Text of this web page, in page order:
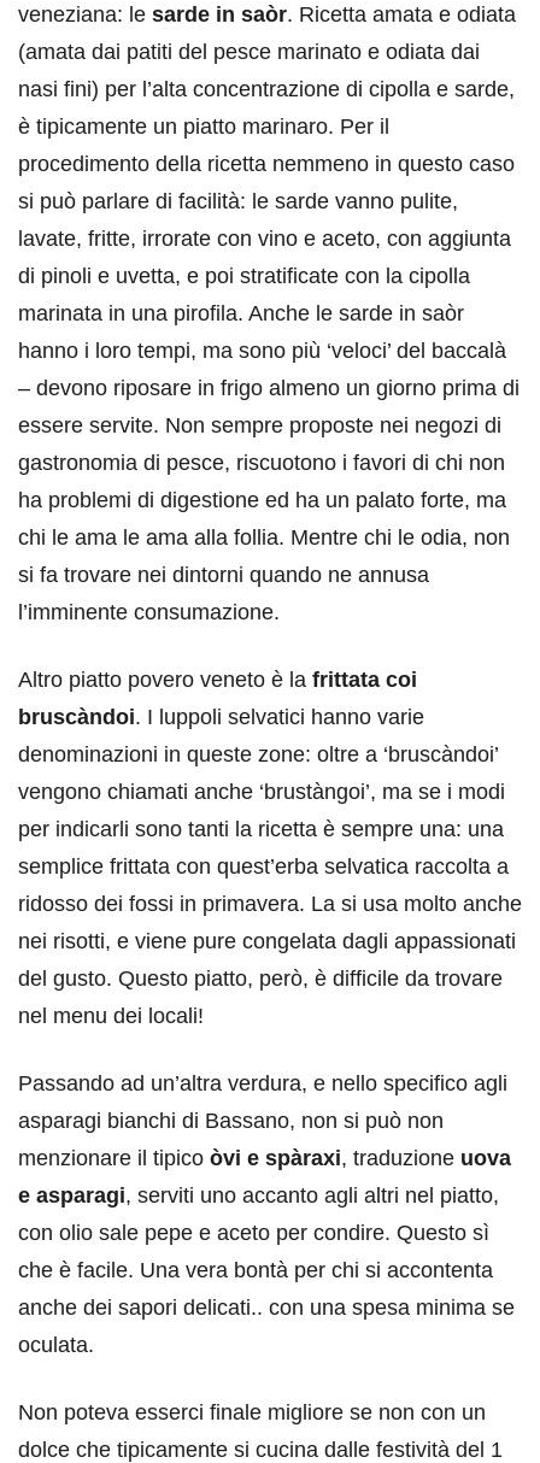
veneziana: le sarde in saòr. Ricetta amata e odiata
(amata dai patiti del pesce marinato e odiata dai
nasi fini) per l’alta concentrazione di cipolla e sarde,
è tipicamente un piatto marinaro. Per il
procedimento della ricetta nemmeno in questo caso
si può parlare di facilità: le sarde vanno pulite,
lavate, fritte, irrorate con vino e aceto, con aggiunta
di pinoli e uvetta, e poi stratificate con la cipolla
marinata in una pirofila. Anche le sarde in saòr
hanno i loro tempi, ma sono più ‘veloci’ del baccalà
– devono riposare in frigo almeno un giorno prima di
essere servite. Non sempre proposte nei negozi di
gastronomia di pesce, riscuotono i favori di chi non
ha problemi di digestione ed ha un palato forte, ma
chi le ama le ama alla follia. Mentre chi le odia, non
si fa trovare nei dintorni quando ne annusa
l’imminente consumazione.
Altro piatto povero veneto è la frittata coi
bruscàndoi. I luppoli selvatici hanno varie
denominazioni in queste zone: oltre a ‘bruscàndoi’
vengono chiamati anche ‘brustàngoi’, ma se i modi
per indicarli sono tanti la ricetta è sempre una: una
semplice frittata con quest’erba selvatica raccolta a
ridosso dei fossi in primavera. La si usa molto anche
nei risotti, e viene pure congelata dagli appassionati
del gusto. Questo piatto, però, è difficile da trovare
nel menu dei locali!
Passando ad un’altra verdura, e nello specifico agli
asparagi bianchi di Bassano, non si può non
menzionare il tipico òvi e spàraxi, traduzione uova
e asparagi, serviti uno accanto agli altri nel piatto,
con olio sale pepe e aceto per condire. Questo sì
che è facile. Una vera bontà per chi si accontenta
anche dei sapori delicati.. con una spesa minima se
oculata.
Non poteva esserci finale migliore se non con un
dolce che tipicamente si cucina dalle festività del 1